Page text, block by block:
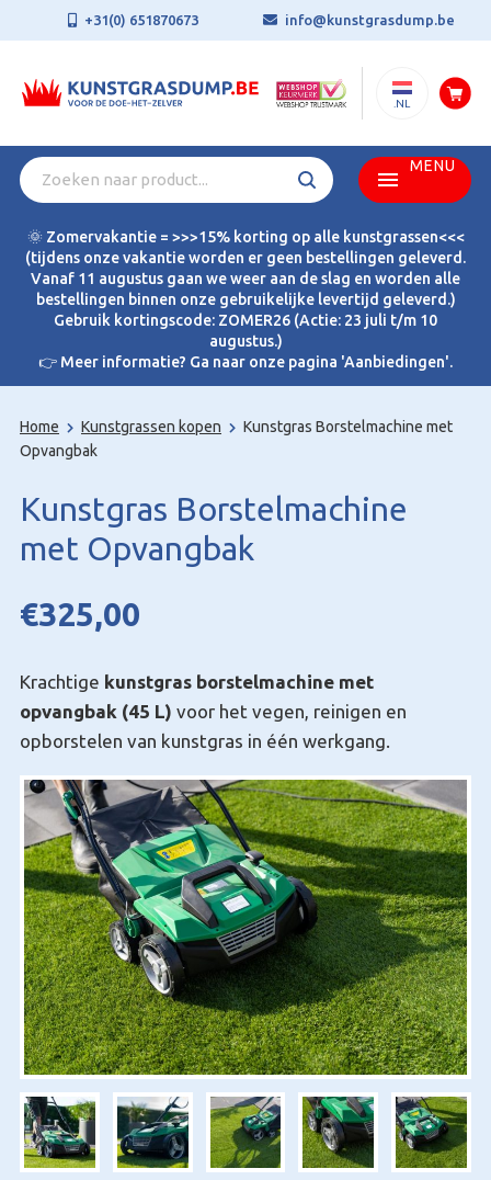
+31(0) 651870673 info@kunstgrasdump.be
.NL
MENU
🌞 Zomervakantie = >>>15% korting op alle kunstgrassen<<<
(tijdens onze vakantie worden er geen bestellingen geleverd.
Vanaf 11 augustus gaan we weer aan de slag en worden alle
bestellingen binnen onze gebruikelijke levertijd geleverd.)
Gebruik kortingscode: ZOMER26 (Actie: 23 juli t/m 10
augustus.)
👉 Meer informatie? Ga naar onze pagina 'Aanbiedingen'.
Home Kunstgrassen kopen
Kunstgras Borstelmachine met
Opvangbak
Kunstgras Borstelmachine
met Opvangbak
€325,00
Krachtige kunstgras borstelmachine met
opvangbak (45 L) voor het vegen, reinigen en
opborstelen van kunstgras in één werkgang.